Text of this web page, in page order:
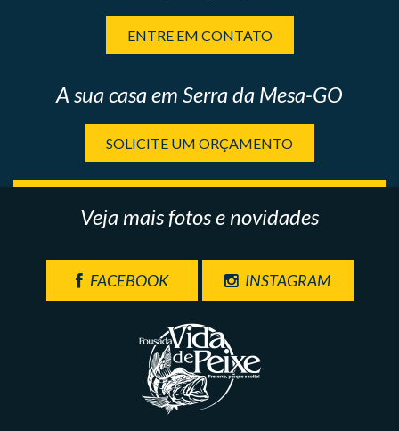
ENTRE EM CONTATO
A sua casa em Serra da Mesa-GO
SOLICITE UM ORÇAMENTO
Veja mais fotos e novidades
FACEBOOK INSTAGRAM